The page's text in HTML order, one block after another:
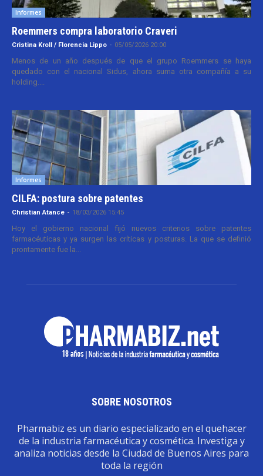
Informes
Roemmers compra laboratorio Craveri
Cristina Kroll / Florencia Lippo - 05/05/2026 20:00
Menos de un año después de que el grupo Roemmers se haya
quedado con el nacional Sidus, ahora suma otra compañía a su
holding....
Informes
CILFA: postura sobre patentes
Christian Atance - 18/03/2026 15:45
Hoy el gobierno nacional fijó nuevos criterios sobre patentes
farmacéuticas y ya surgen las críticas y posturas. La que se definió
prontamente fue la...
SOBRE NOSOTROS
Pharmabiz es un diario especializado en el quehacer
de la industria farmacéutica y cosmética. Investiga y
analiza noticias desde la Ciudad de Buenos Aires para
toda la región